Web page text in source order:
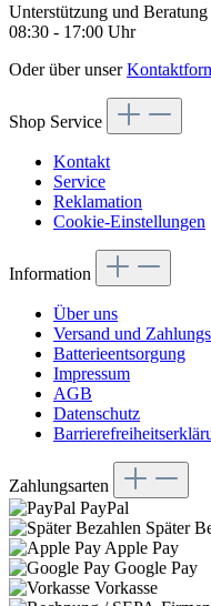
Unterstützung und Beratung
08:30 - 17:00 Uhr
Oder über unser
Shop Service
Kontakt
Service
Reklamation
Cookie-Einstellungen
Information
Über uns
Versand und
Batterieentsorgung
Impressum
AGB
Datenschutz
Zahlungsarten
PayPal
Später
Apple Pay
Google Pay
Vorkasse